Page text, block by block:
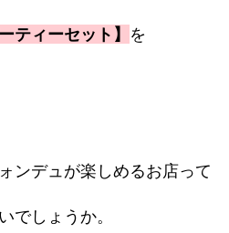
ティーセット】 を
ンデュが楽しめるお店って
でしょうか。